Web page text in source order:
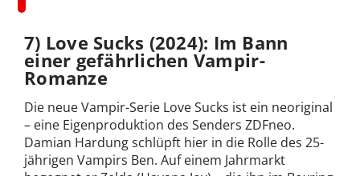
7) Love Sucks (2024): Im Bann
einer gefährlichen Vampir-
Romanze
Die neue Vampir-Serie Love Sucks ist ein neoriginal
– eine Eigenproduktion des Senders ZDFneo.
Damian Hardung schlüpft hier in die Rolle des 25-
jährigen Vampirs Ben. Auf einem Jahrmarkt